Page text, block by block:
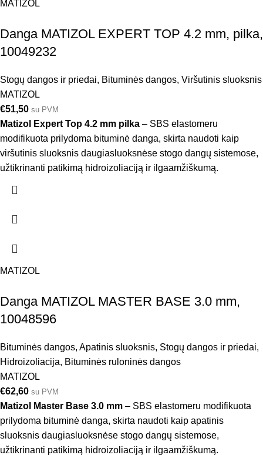
MATIZOL
Danga MATIZOL EXPERT TOP 4.2 mm, pilka,
10049232
Stogų dangos ir priedai, Bituminės dangos, Viršutinis sluoksnis
MATIZOL
€51,50 su PVM
Matizol Expert Top 4.2 mm pilka – SBS elastomeru
modifikuota prilydoma bituminė danga, skirta naudoti kaip
viršutinis sluoksnis daugiasluoksnėse stogo dangų sistemose,
užtikrinanti patikimą hidroizoliaciją ir ilgaamžiškumą.
MATIZOL
Danga MATIZOL MASTER BASE 3.0 mm,
10048596
Bituminės dangos, Apatinis sluoksnis, Stogų dangos ir priedai,
Hidroizoliacija, Bituminės ruloninės dangos
MATIZOL
€62,60 su PVM
Matizol Master Base 3.0 mm – SBS elastomeru modifikuota
prilydoma bituminė danga, skirta naudoti kaip apatinis
sluoksnis daugiasluoksnėse stogo dangų sistemose,
užtikrinanti patikimą hidroizoliaciją ir ilgaamžiškumą.